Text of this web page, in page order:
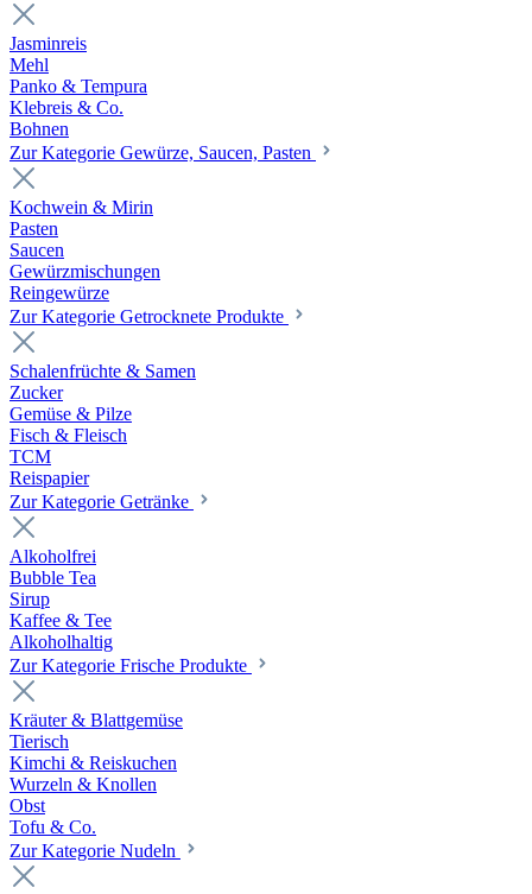
Jasminreis
Mehl
Panko & Tempura
Klebreis & Co.
Bohnen
Zur Kategorie Gewürze, Saucen, Pasten
Kochwein & Mirin
Pasten
Saucen
Gewürzmischungen
Reingewürze
Zur Kategorie Getrocknete Produkte
Schalenfrüchte & Samen
Zucker
Gemüse & Pilze
Fisch & Fleisch
TCM
Reispapier
Zur Kategorie Getränke
Alkoholfrei
Bubble Tea
Sirup
Kaffee & Tee
Alkoholhaltig
Zur Kategorie Frische Produkte
Kräuter & Blattgemüse
Tierisch
Kimchi & Reiskuchen
Wurzeln & Knollen
Obst
Tofu & Co.
Zur Kategorie Nudeln